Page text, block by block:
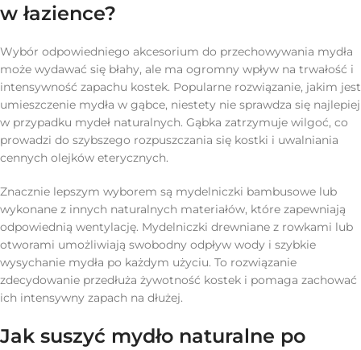
w łazience?
Wybór odpowiedniego akcesorium do przechowywania mydła
może wydawać się błahy, ale ma ogromny wpływ na trwałość i
intensywność zapachu kostek. Popularne rozwiązanie, jakim jest
umieszczenie mydła w gąbce, niestety nie sprawdza się najlepiej
w przypadku mydeł naturalnych. Gąbka zatrzymuje wilgoć, co
prowadzi do szybszego rozpuszczania się kostki i uwalniania
cennych olejków eterycznych.
Znacznie lepszym wyborem są mydelniczki bambusowe lub
wykonane z innych naturalnych materiałów, które zapewniają
odpowiednią wentylację. Mydelniczki drewniane z rowkami lub
otworami umożliwiają swobodny odpływ wody i szybkie
wysychanie mydła po każdym użyciu. To rozwiązanie
zdecydowanie przedłuża żywotność kostek i pomaga zachować
ich intensywny zapach na dłużej.
Jak suszyć mydło naturalne po